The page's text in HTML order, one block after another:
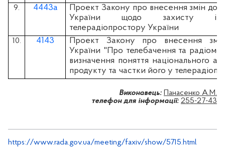
9. 4443а
Проект Закону про внесення змін до
України щодо захисту
телерадіопростору України
10. 4143
Проект Закону про внесення
України "Про телебачення та
визначення поняття національного
продукту та частки його у
Виконавець:
Панасенко А.М.
телефон для інформації: 255-27-43
https://www.rada.gov.ua/meeting/faxiv/show/5715.html